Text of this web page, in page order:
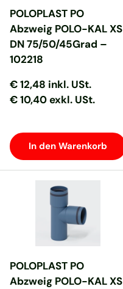
POLOPLAST PO
Abzweig POLO-KAL XS
DN 75/50/45Grad –
102218
Normaler Preis
Normaler Preis
€ 12,48 inkl. USt.
€ 10,40 exkl. USt.
In den Warenkorb
POLOPLAST PO
Abzweig POLO-KAL XS